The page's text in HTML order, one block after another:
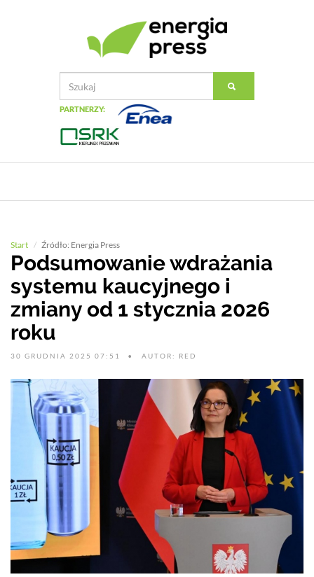
PARTNERZY:
Start Źródło: Energia Press
Podsumowanie wdrażania
systemu kaucyjnego i
zmiany od 1 stycznia 2026
roku
30 GRUDNIA 2025 07:51 AUTOR: RED